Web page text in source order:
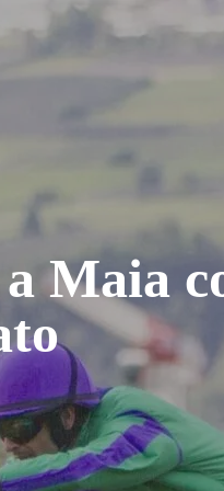
Maia